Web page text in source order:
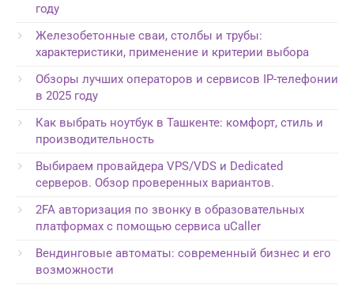
году
Железобетонные сваи, столбы и трубы:
характеристики, применение и критерии выбора
Обзоры лучших операторов и сервисов IP-телефонии
в 2025 году
Как выбрать ноутбук в Ташкенте: комфорт, стиль и
производительность
Выбираем провайдера VPS/VDS и Dedicated
серверов. Обзор проверенных вариантов.
2FA авторизация по звонку в образовательных
платформах с помощью сервиса uCaller
Вендинговые автоматы: современный бизнес и его
возможности